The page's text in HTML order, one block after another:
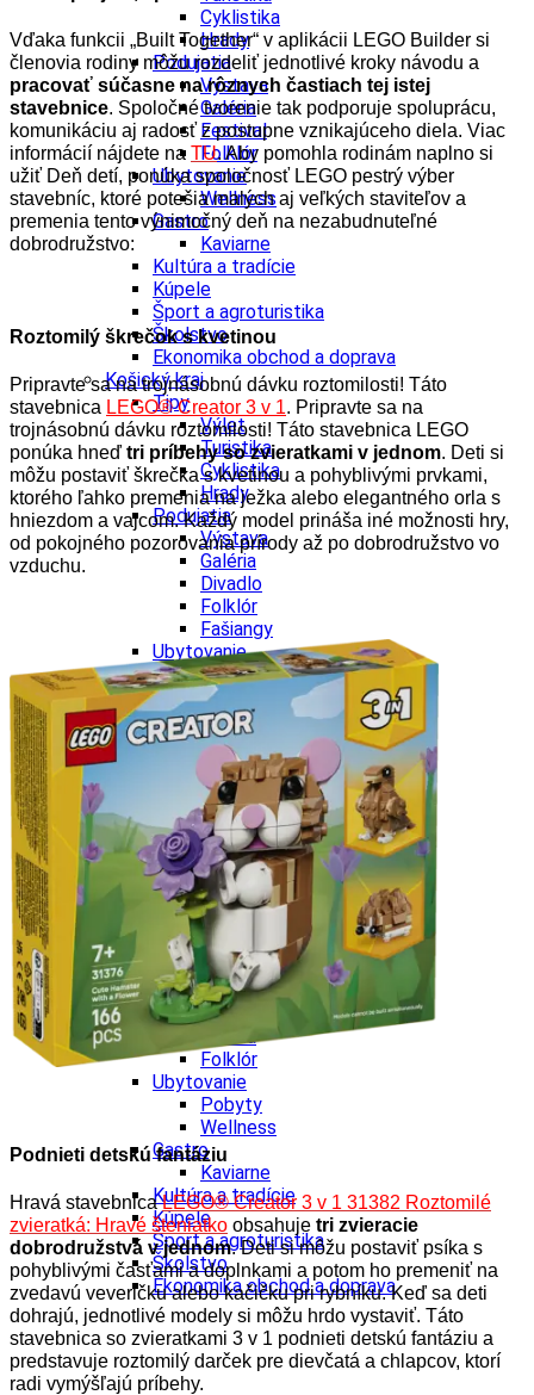
Cyklistika
Hrady
Podujatia
Výstava
Galéria
Festival
Folklór
Ubytovanie
Wellness
Gastro
Kaviarne
Kultúra a tradície
Kúpele
Šport a agroturistika
Školstvo
Ekonomika obchod a doprava
Košický kraj
Tipy
Výlet
Turistika
Cyklistika
Hrady
Podujatia
Výstava
Galéria
Divadlo
Folklór
Fašiangy
Ubytovanie
Pobyty
Gastro
Kaviarne
Víno
Kultúra a tradície
Šport a agroturistika
Školstvo
Ekonomika obchod a doprava
Prešovský kraj
Tipy
Výlet
Turistika
Cyklistika
Hrady
Podujatia
Výstava
Galéria
Folklór
Ubytovanie
Pobyty
Wellness
Gastro
Kaviarne
Kultúra a tradície
Kúpele
Šport a agroturistika
Školstvo
Ekonomika obchod a doprava
Vďaka funkcii „Built Together“ v aplikácii LEGO Builder si
členovia rodiny môžu rozdeliť jednotlivé kroky návodu a
pracovať súčasne na rôznych častiach tej istej
stavebnice. Spoločné tvorenie tak podporuje spoluprácu,
komunikáciu aj radosť z postupne vznikajúceho diela. Viac
informácií nájdete na TU.Aby pomohla rodinám naplno si
užiť Deň detí, ponúka spoločnosť LEGO pestrý výber
stavebníc, ktoré potešia malých aj veľkých staviteľov a
premenia tento výnimočný deň na nezabudnuteľné
dobrodružstvo:
Roztomilý škrečok s kvetinou
Pripravte sa na trojnásobnú dávku roztomilosti! Táto
stavebnica LEGO® Creator 3 v 1. Pripravte sa na
trojnásobnú dávku roztomilosti! Táto stavebnica LEGO
ponúka hneď tri príbehy so zvieratkami v jednom. Deti si
môžu postaviť škrečka s kvetinou a pohyblivými prvkami,
ktorého ľahko premenia na ježka alebo elegantného orla s
hniezdom a vajcom. Každý model prináša iné možnosti hry,
od pokojného pozorovania prírody až po dobrodružstvo vo
vzduchu.
Podnieti detskú fantáziu
Hravá stavebnicaLEGO® Creator 3 v 1 31382 Roztomilé
zvieratká: Hravé šteniatko obsahuje tri zvieracie
dobrodružstvá v jednom. Deti si môžu postaviť psíka s
pohyblivými časťami a doplnkami a potom ho premeniť na
zvedavú veveričku alebo kačičku pri rybníku. Keď sa deti
dohrajú, jednotlivé modely si môžu hrdo vystaviť. Táto
stavebnica so zvieratkami 3 v 1 podnieti detskú fantáziu a
predstavuje roztomilý darček pre dievčatá a chlapcov, ktorí
radi vymýšľajú príbehy.